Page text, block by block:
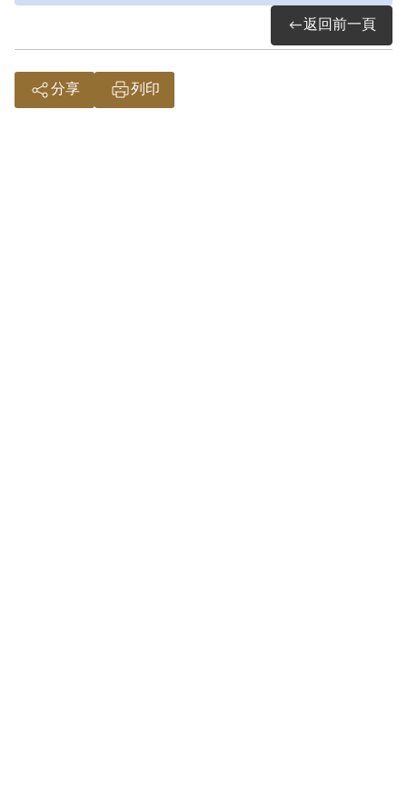
她加入了「耕耘社」，與同學們一起種
菜，也認識了歷史系的于凱、張慶等人，
後於1950年爆發中共中央社會部案，于
等人被捕，身為耕耘社社員的姜民權也一
返回前一頁
分享 列印